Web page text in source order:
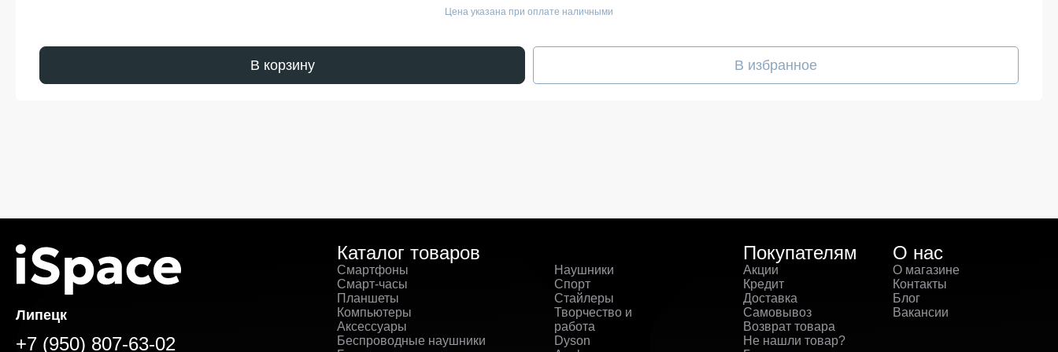
Цена указана при оплате наличными
В корзину В избранное
Липецк
+7 (950) 807-63-02
Каталог товаров
Смартфоны
Смарт-часы
Планшеты
Компьютеры
Аксессуары
Беспроводные наушники
Наушники
Спорт
Стайлеры
Творчество и
работа
Dyson
Покупателям
Акции
Кредит
Доставка
Самовывоз
Возврат товара
Не нашли товар?
О нас
О магазине
Контакты
Блог
Вакансии